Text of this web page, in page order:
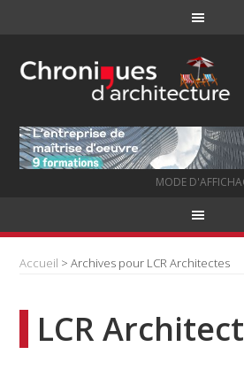
MODE
Accueil > Archives pour LCR Architectes
LCR